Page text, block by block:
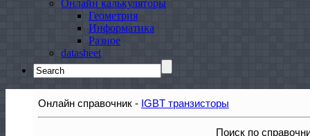
Онлайн калькуляторы
Геометрия
Информатика
Разное
datasheet
Search
for:
Онлайн справочник - IGBT транзисторы
Поиск по